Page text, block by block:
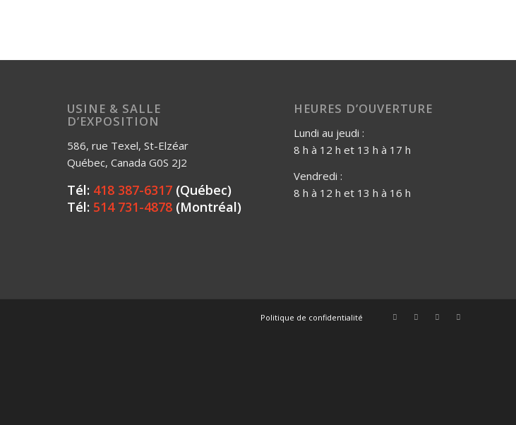
USINE & SALLE
D’EXPOSITION
586, rue Texel, St-Elzéar
Québec, Canada G0S 2J2
Tél: 418 387-6317 (Québec)
Tél: 514 731-4878 (Montréal)
HEURES D’OUVERTURE
Lundi au jeudi :
8 h à 12 h et 13 h à 17 h
Vendredi :
8 h à 12 h et 13 h à 16 h
Politique de confidentialité